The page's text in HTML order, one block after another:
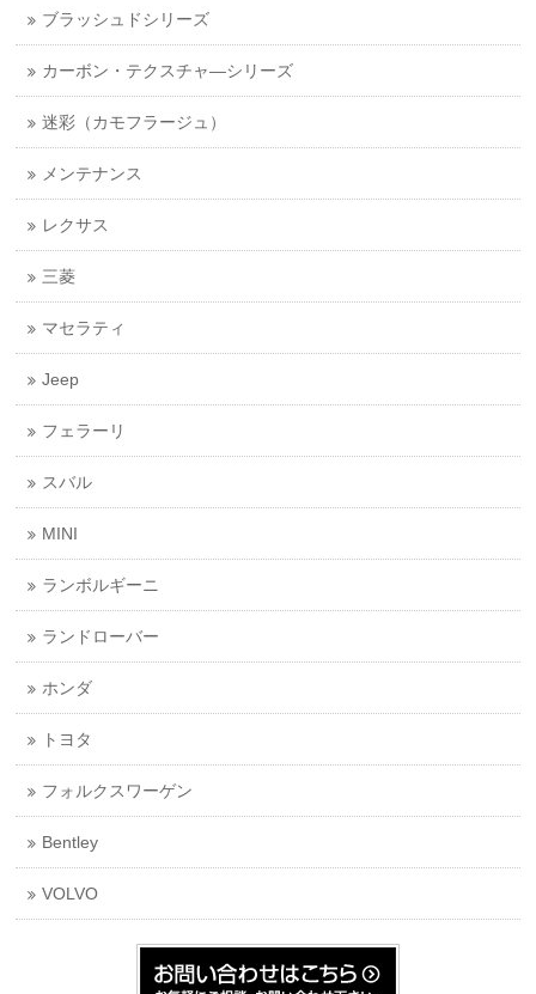
ブラッシュドシリーズ
カーボン・テクスチャ―シリーズ
迷彩（カモフラージュ）
メンテナンス
レクサス
三菱
マセラティ
Jeep
フェラーリ
スバル
MINI
ランボルギーニ
ランドローバー
ホンダ
トヨタ
フォルクスワーゲン
Bentley
VOLVO